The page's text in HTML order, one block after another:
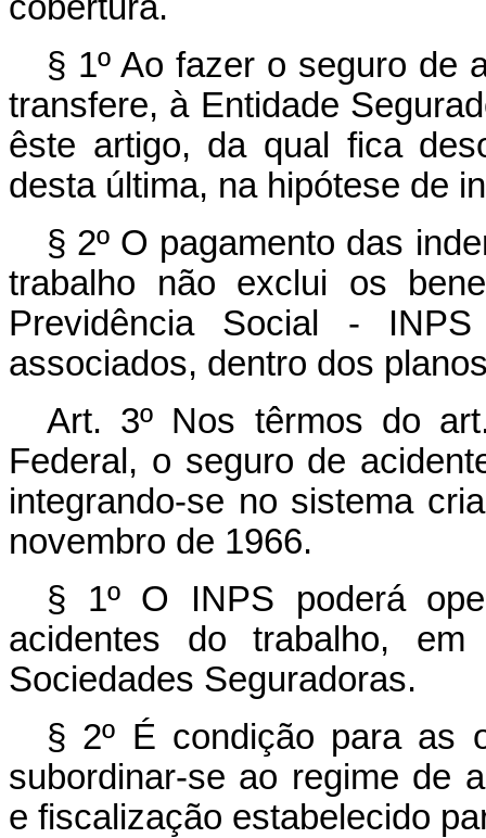
§ 1º Ao fazer o seguro de
transfere, à Entidade
êste artigo, da qual fica
desta última, na hipótese de
§ 2º O pagamento das
trabalho não exclui os
Previdência Social -
associados, dentro dos
Art. 3º Nos têrmos do
Federal, o seguro de
integrando-se no sistema
novembro de 1966.
§ 1º O INPS poderá
acidentes do trabalho,
Sociedades Seguradoras.
§ 2º É condição para as
subordinar-se ao regime de
e fiscalização estabelecido